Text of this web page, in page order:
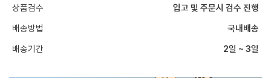
상품검수
입고 및 주문시 검수 진행
배송방법
국내배송
배송기간
2일 ~ 3일